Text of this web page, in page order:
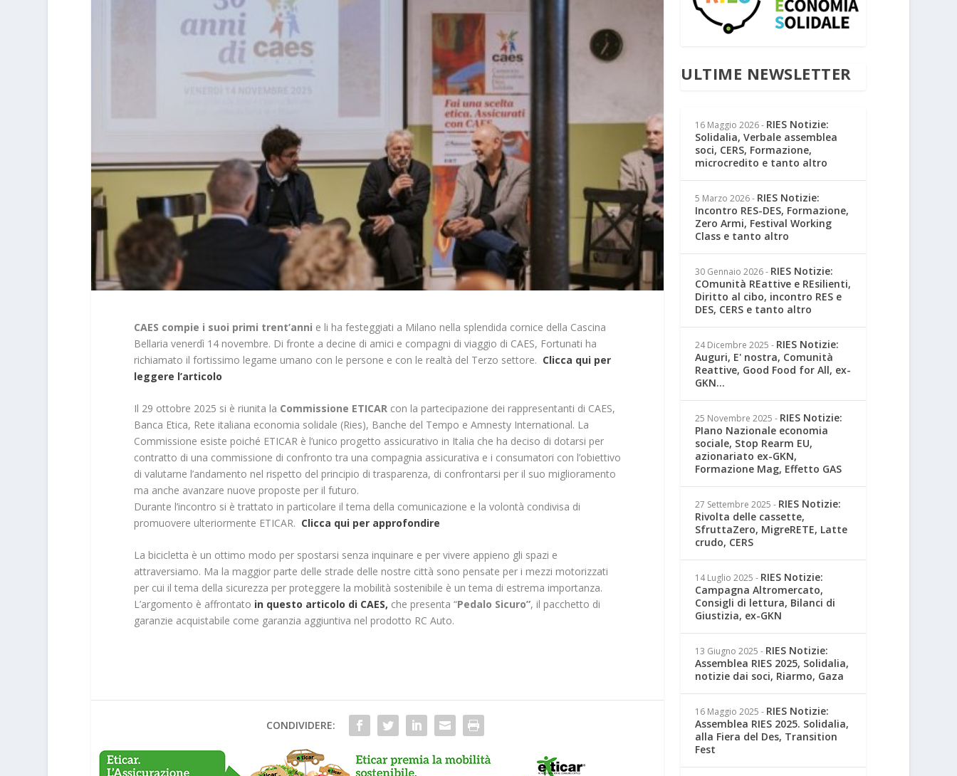
CAES compie i suoi primi trent’anni e li ha festeggiati a Milano nella splendida cornice della Cascina
Bellaria venerdì 14 novembre. Di fronte a decine di amici e compagni di viaggio di CAES, Fortunati ha
richiamato il fortissimo legame umano con le persone e con le realtà del Terzo settore. Clicca qui per
leggere l’articolo
Il 29 ottobre 2025 si è riunita la Commissione ETICARcon la partecipazione dei rappresentanti di CAES,
Banca Etica, Rete italiana economia solidale (Ries), Banche del Tempo e Amnesty International. La
Commissione esiste poiché ETICAR è l’unico progetto assicurativo in Italia che ha deciso di dotarsi per
contratto di una commissione di confronto tra una compagnia assicurativa e i consumatori con l’obiettivo
di valutarne l’andamento nel rispetto del principio di trasparenza, di confrontarsi per il suo miglioramento
ma anche avanzare nuove proposte per il futuro.
Durante l’incontro si è trattato in particolare il tema della comunicazione e la volontà condivisa di
promuovere ulteriormente ETICAR. Clicca qui per approfondire
La bicicletta è un ottimo modo per spostarsi senza inquinare e per vivere appieno gli spazi e
attraversiamo. Ma la maggior parte delle strade delle nostre città sono pensate per i mezzi motorizzati
per cui il tema della sicurezza per proteggere la mobilità sostenibile è un tema di estrema importanza.
L’argomento è affrontato in questo articolo di CAES, che presenta “Pedalo Sicuro”, il pacchetto di
garanzie acquistabile come garanzia aggiuntiva nel prodotto RC Auto.
CONDIVIDERE:
ULTIME NEWSLETTER
16 Maggio 2026- RIES Notizie:
Solidalia, Verbale assemblea
soci, CERS, Formazione,
microcredito e tanto altro
5 Marzo 2026- RIES Notizie:
Incontro RES-DES, Formazione,
Zero Armi, Festival Working
Class e tanto altro
30 Gennaio 2026- RIES Notizie:
COmunità REattive e REsilienti,
Diritto al cibo, incontro RES e
DES, CERS e tanto altro
24 Dicembre 2025 - RIES Notizie:
Auguri, E' nostra, Comunità
Reattive, Good Food for All, ex-
GKN...
25 Novembre 2025 - RIES Notizie:
PIano Nazionale economia
sociale, Stop Rearm EU,
azionariato ex-GKN,
Formazione Mag, Effetto GAS
27 Settembre 2025 - RIES Notizie:
Rivolta delle cassette,
SfruttaZero, MigreRETE, Latte
crudo, CERS
14 Luglio 2025 - RIES Notizie:
Campagna Altromercato,
Consigli di lettura, Bilanci di
Giustizia, ex-GKN
13 Giugno 2025 - RIES Notizie:
Assemblea RIES 2025, Solidalia,
notizie dai soci, Riarmo, Gaza
16 Maggio 2025 - RIES Notizie:
Assemblea RIES 2025. Solidalia,
alla Fiera del Des, Transition
Fest